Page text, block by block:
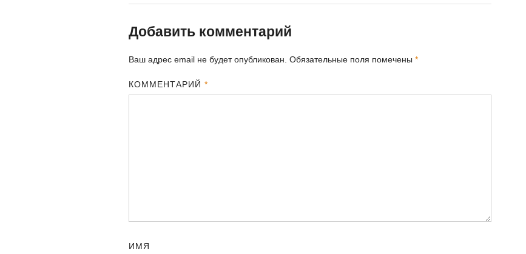
Добавить комментарий
Ваш адрес email не будет опубликован. Обязательные поля помечены *
КОММЕНТАРИЙ*
ИМЯ